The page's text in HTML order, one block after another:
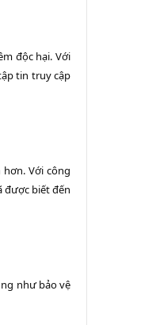
độc hại. Với
tin truy cập
Với công
được biết đến
như bảo vệ